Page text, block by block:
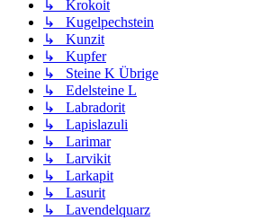
↳ Krokoit
↳ Kugelpechstein
↳ Kunzit
↳ Kupfer
↳ Steine K Übrige
↳ Edelsteine L
↳ Labradorit
↳ Lapislazuli
↳ Larimar
↳ Larvikit
↳ Larkapit
↳ Lasurit
↳ Lavendelquarz